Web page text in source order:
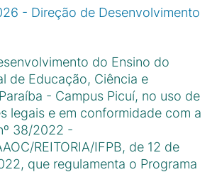
- Direção de Desenvolvimento
do Ensino do
de Educação, Ciência e
- Campus Picuí, no uso de
legais e em conformidade com a
38/2022 -
REITORIA/IFPB, de 12 de
que regulamenta o Programa